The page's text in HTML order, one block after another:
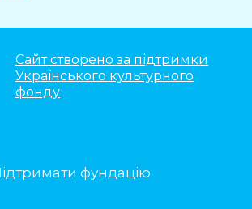
Сайт створено за підтримки
Українського культурного
фонду
фундацію